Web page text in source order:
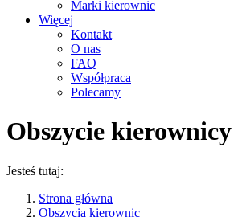
Marki kierownic
Więcej
Kontakt
O nas
FAQ
Współpraca
Polecamy
Obszycie
Jesteś tutaj:
Strona główna
Obszycia kierownic